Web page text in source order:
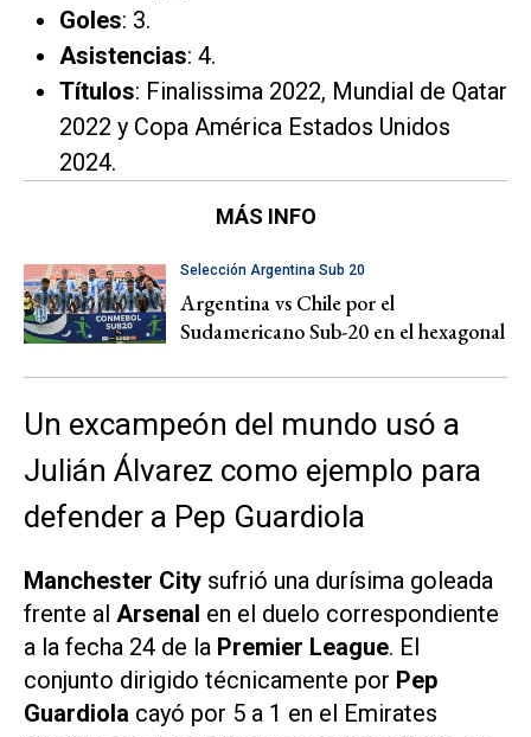
Goles: 3.
Asistencias: 4.
Títulos: Finalissima 2022, Mundial de Qatar
2022 y Copa América Estados Unidos
2024.
MÁS INFO
Selección Argentina Sub 20
Argentina vs Chile por el
Sudamericano Sub-20 en el hexagonal
Un excampeón del mundo usó a
Julián Álvarez como ejemplo para
defender a Pep Guardiola
Manchester City sufrió una durísima goleada
frente al Arsenal en el duelo correspondiente
a la fecha 24 de la Premier League. El
conjunto dirigido técnicamente por Pep
Guardiola cayó por 5 a 1 en el Emirates